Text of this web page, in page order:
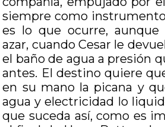
siempre como
es lo que ocurre,
azar, cuando Cesar le
el baño de agua a presión
antes. El destino quiere
en su mano la picana y
agua y electricidad lo
que suceda así, como es